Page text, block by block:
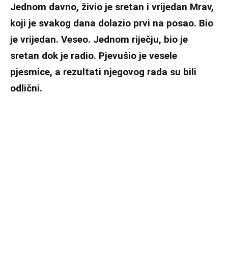
Jednom davno, živio je sretan i vrijedan Mrav,
koji je svakog dana dolazio prvi na posao. Bio
je vrijedan. Veseo. Jednom riječju, bio je
sretan dok je radio. Pjevušio je vesele
pjesmice, a rezultati njegovog rada su bili
odlični.